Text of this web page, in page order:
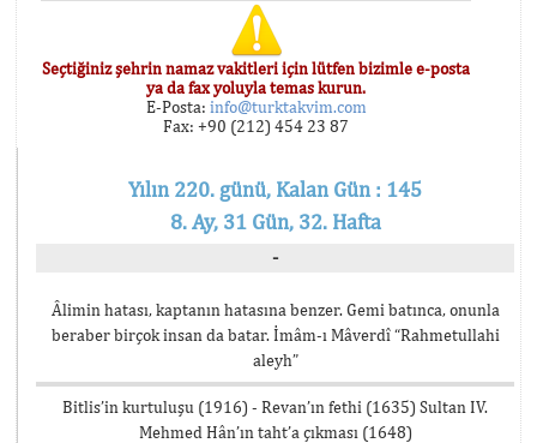
Seçtiğiniz şehrin namaz vakitleri için lütfen bizimle e-posta
ya da fax yoluyla temas kurun.
E-Posta: info@turktakvim.com
Fax: +90 (212) 454 23 87
Yılın 220. günü, Kalan Gün : 145
8. Ay, 31 Gün, 32. Hafta
-
Âlimin hatası, kaptanın hatasına benzer. Gemi batınca, onunla
beraber birçok insan da batar. İmâm-ı Mâverdî “Rahmetullahi
aleyh”
Bitlis’in kurtuluşu (1916) - Revan’ın fethi (1635) Sultan IV.
Mehmed Hân’ın taht’a çıkması (1648)